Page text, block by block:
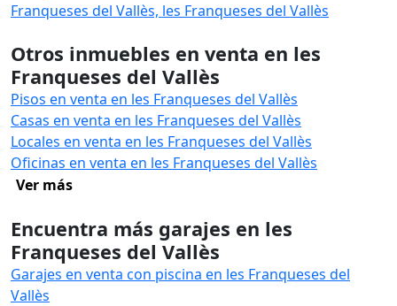
Franqueses del Vallès, les Franqueses del Vallès
Otros inmuebles en venta en les
Franqueses del Vallès
Pisos en venta en les Franqueses del Vallès
Casas en venta en les Franqueses del Vallès
Locales en venta en les Franqueses del Vallès
Oficinas en venta en les Franqueses del Vallès
Ver más
Encuentra más garajes en les
Franqueses del Vallès
Garajes en venta con piscina en les Franqueses del
Vallès